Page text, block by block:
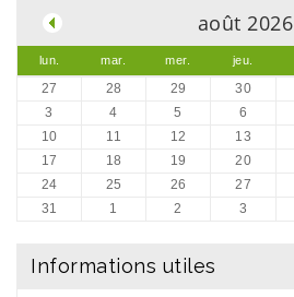
août 2026
lun. mar. mer. jeu.
27 28 29 30
3
4 5 6
10
11 12 13
17
18 19 20
24
25 26 27
31
1 2 3
Informations utiles